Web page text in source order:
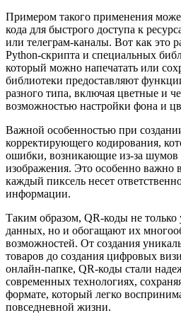
Примером такого применения
кода для быстрого доступа к
или телеграм-каналы. Вот как это
Python-скрипта и специальных
который можно напечатать или
библиотеки предоставляют
разного типа, включая цветные и
возможностью настройки фона и
Важной особенностью при
корректирующего кодирования,
ошибки, возникающие из-за
изображения. Это особенно важно
каждый пиксель несет
информации.
Таким образом, QR-коды не
данных, но и обогащают их
возможностей. От создания
товаров до создания цифровых
онлайн-папке, QR-коды стали
современных технологиях,
формате, который легко
повседневной жизни.